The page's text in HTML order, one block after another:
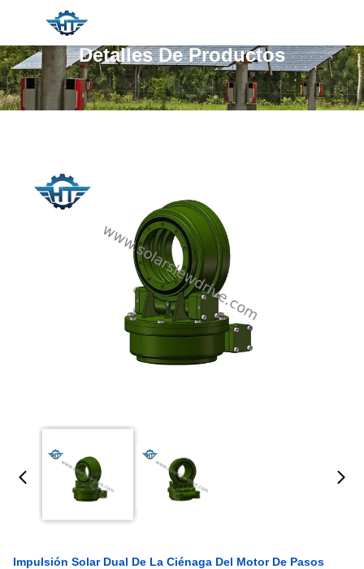
Detalles De Productos
Impulsión Solar Dual De La Ciénaga Del Motor De Pasos